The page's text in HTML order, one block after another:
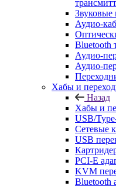
Звуковые
Аудио-
Bluetooth
Аудио-
Аудио-
Хабы и
Назад
Хабы и
USB/
Сетевые
USB
PCI-E
KVM
Bluetooth